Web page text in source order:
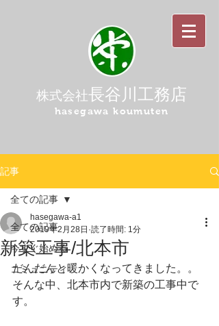
株式会社長谷川工務店
hasegawa koumuten
記事
全ての記事
今すぐ始める
コミュニティ
全ての記事
新築工事/北本市
hasegawa-a1
2019年2月28日 読了時間: 1分
だんだんと暖かくなってきました。。
そんな中、北本市内で新築の工事中で
す。